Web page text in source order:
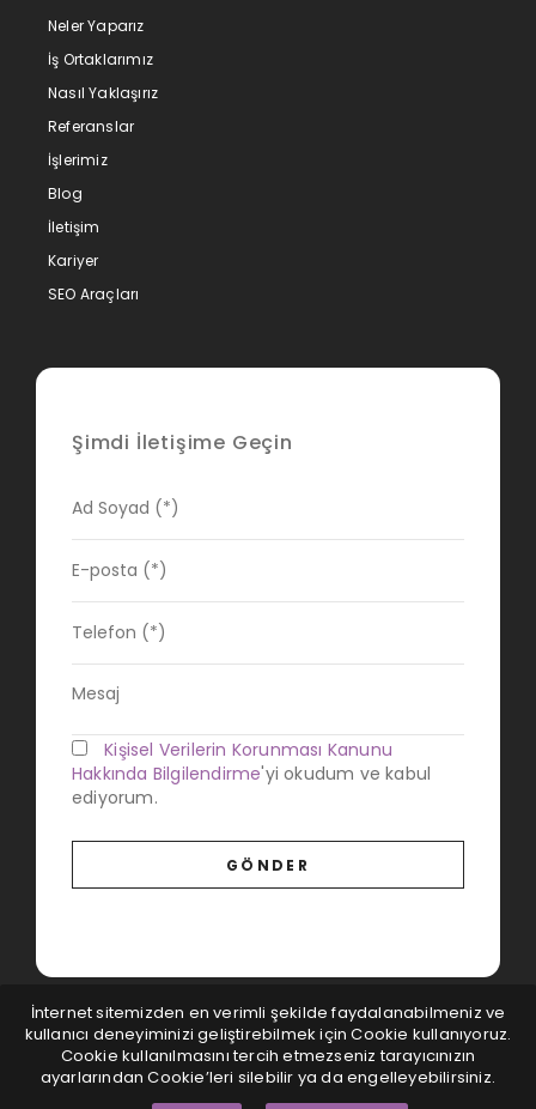
Neler Yaparız
İş Ortaklarımız
Nasıl Yaklaşırız
Referanslar
İşlerimiz
Blog
İletişim
Kariyer
SEO Araçları
Şimdi İletişime Geçin
Kişisel Verilerin Korunması Kanunu
Hakkında Bilgilendirme'yi okudum ve kabul
ediyorum.
İnternet sitemizden en verimli şekilde faydalanabilmeniz ve
kullanıcı deneyiminizi geliştirebilmek için Cookie kullanıyoruz.
Cookie kullanılmasını tercih etmezseniz tarayıcınızın
ayarlarından Cookie’leri silebilir ya da engelleyebilirsiniz.